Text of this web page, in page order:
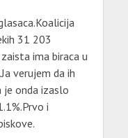
31 203
ima biraca u
verujem da ih
onda izaslo
i